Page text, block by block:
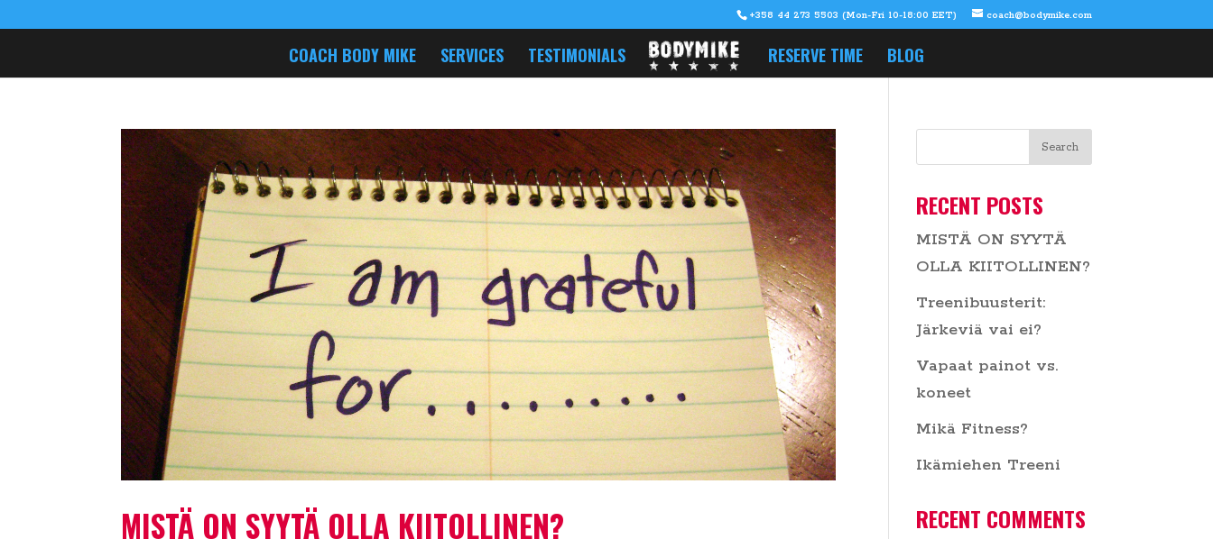
+358 44 273 5503 (Mon-Fri 10-18:00 EET) coach@bodymike.com
COACH BODY MIKE SERVICES TESTIMONIALS RESERVE TIME BLOG
MISTÄ ON SYYTÄ OLLA KIITOLLINEN?
RECENT POSTS
MISTÄ ON SYYTÄ
OLLA KIITOLLINEN?
Treenibuusterit:
Järkeviä vai ei?
Vapaat painot vs.
koneet
Mikä Fitness?
Ikämiehen Treeni
RECENT COMMENTS